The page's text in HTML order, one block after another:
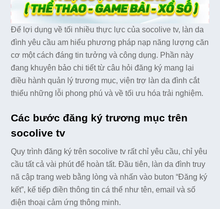
Để lợi dụng về tối nhiều thực lực của socolive tv, làn da
đình yêu cầu am hiểu phương pháp nạp năng lượng căn
cơ một cách đáng tin tưởng và công dụng. Phần này
đang khuyên bảo chi tiết từ câu hỏi đăng ký mang lại
điều hành quản lý trương mục, viện trợ làn da đình cắt
thiểu những lỗi phong phú và về tối ưu hóa trải nghiệm.
Các bước đăng ký trương mục trên
socolive tv
Quy trình đăng ký trên socolive tv rất chỉ yêu cầu, chỉ yêu
cầu tất cả vài phút để hoàn tất. Đầu tiên, làn da đình truy
nã cập trang web bằng lòng và nhấn vào buton “Đăng ký
kết”, kế tiếp điền thông tin cá thể như tên, email và số
điện thoại cảm ứng thông minh.